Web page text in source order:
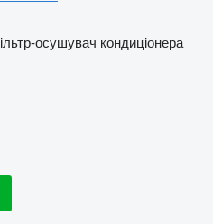
осушувач кондиціонера